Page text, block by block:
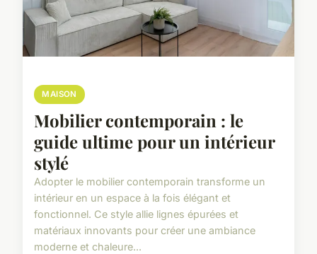
MAISON
Mobilier contemporain : le
guide ultime pour un intérieur
stylé
Adopter le mobilier contemporain transforme un
intérieur en un espace à la fois élégant et
fonctionnel. Ce style allie lignes épurées et
matériaux innovants pour créer une ambiance
moderne et chaleure...